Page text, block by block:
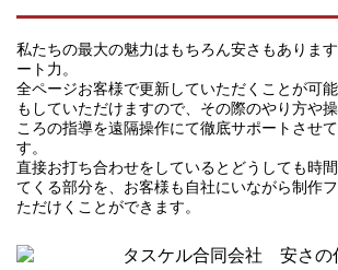
私たちの最大の魅力はもちろん安さもありま
ート力。
全ページお客様で更新していただくことが可
もしていただけますので、その際のやり方や
ころの指導を遠隔操作にて徹底サポートさせ
す。
直接お打ち合わせをしているとどうしても時
てくる部分を、お客様も自社にいながら制作
ただけくことができます。